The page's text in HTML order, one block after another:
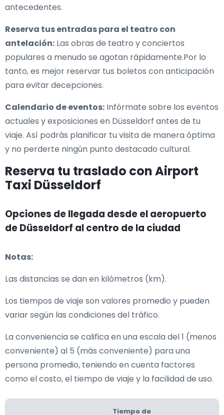
antecedentes.
Reserva tus entradas para el teatro con
antelación: Las obras de teatro y conciertos
populares a menudo se agotan rápidamente.Por lo
tanto, es mejor reservar tus boletos con anticipación
para evitar decepciones.
Calendario de eventos: Infórmate sobre los eventos
actuales y exposiciones en Düsseldorf antes de tu
viaje. Así podrás planificar tu visita de manera óptima
y no perderte ningún punto destacado cultural.
Reserva tu traslado con Airport
Taxi Düsseldorf
Opciones de llegada desde el aeropuerto
de Düsseldorf al centro de la ciudad
Notas:
Las distancias se dan en kilómetros (km).
Los tiempos de viaje son valores promedio y pueden
variar según las condiciones del tráfico.
La conveniencia se califica en una escala del 1 (menos
conveniente) al 5 (más conveniente) para una
persona promedio, teniendo en cuenta factores
como el costo, el tiempo de viaje y la facilidad de uso.
Tiempo de